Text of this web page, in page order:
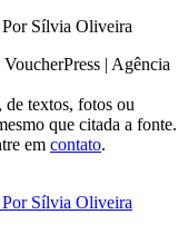
| Agência
de textos, fotos ou
que citada a fonte.
em contato.